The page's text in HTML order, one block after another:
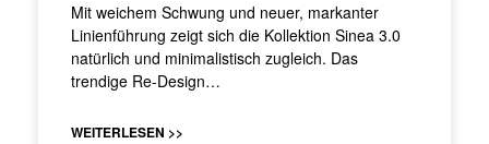
Mit weichem Schwung und neuer, markanter
Linienführung zeigt sich die Kollektion Sinea 3.0
natürlich und minimalistisch zugleich. Das
trendige Re-Design…
WEITERLESEN >>